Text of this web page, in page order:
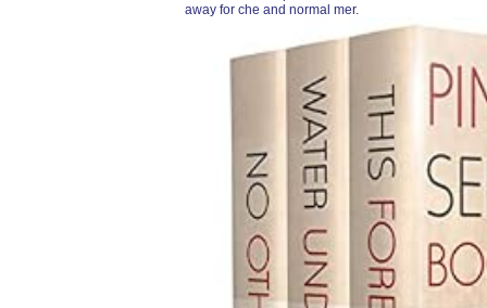
away for che and normal mer.